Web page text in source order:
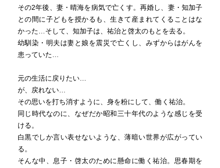
その2年後、妻・晴海を病気で亡くす。再婚し、妻・知加子
との間に子どもを授かるも、生きて産まれてくることはな
かった…そして、知加子は、祐治と啓太のもとを去る。
幼馴染・明夫は妻と娘を震災で亡くし、みずからはがんを
患っていた…
元の生活に戻りたい…
が、戻れない…
その思いを打ち消すように、身を粉にして、働く祐治。
同じ時代なのに、なぜだか昭和三十年代のような感じを受
ける。
白黒でしか言い表せないような、薄暗い世界が広がってい
る。
そんな中、息子・啓太のために懸命に働く祐治。思春期を